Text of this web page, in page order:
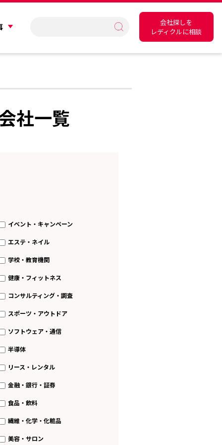
会社探しを
レディクルに相談
社一覧
イベント・キャンペーン
エステ・ネイル
学校・教育機関
健康・フィットネス
コンサルティング・調査
スポーツ・アウトドア
ソフトウェア・通信
半導体
リース・レンタル
金融・銀行・証券
食品・飲料
繊維・化学・化粧品
美容・サロン